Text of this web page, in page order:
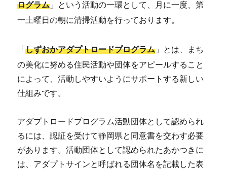
ログラム 」という活動の一環として、月に一度、第
一土曜日の朝に清掃活動を行っております。
「しずおかアダプトロードプログラム 」とは、まち
の美化に努める住民活動や団体をアピールすること
によって、活動しやすいようにサポートする新しい
仕組みです。
アダプトロードプログラム活動団体として認められ
るには、認証を受けて静岡県と同意書を交わす必要
があります。活動団体として認められたあかつきに
は、アダプトサインと呼ばれる団体名を記載した表